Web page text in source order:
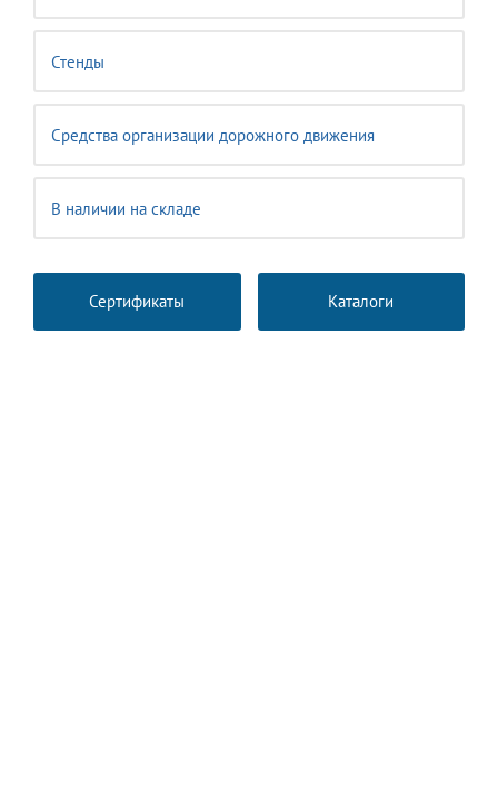
Стенды
Средства организации дорожного движения
В наличии на складе
Сертификаты Каталоги